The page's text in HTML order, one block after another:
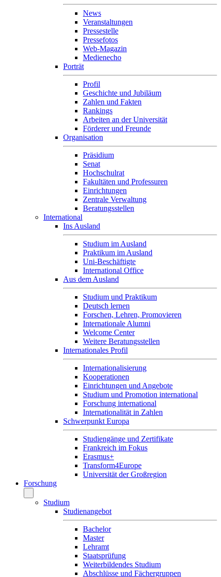
News
Veranstaltungen
Pressestelle
Pressefotos
Web-Magazin
Medienecho
Porträt
Profil
Geschichte und Jubiläum
Zahlen und Fakten
Rankings
Arbeiten an der Universität
Förderer und Freunde
Organisation
Präsidium
Senat
Hochschulrat
Fakultäten und Professuren
Einrichtungen
Zentrale Verwaltung
Beratungsstellen
International
Ins Ausland
Studium im Ausland
Praktikum im Ausland
Uni-Beschäftigte
International Office
Aus dem Ausland
Studium und Praktikum
Deutsch lernen
Forschen, Lehren, Promovieren
Internationale Alumni
Welcome Center
Weitere Beratungsstellen
Internationales Profil
Internationalisierung
Kooperationen
Einrichtungen und Angebote
Studium und Promotion international
Forschung international
Internationalität in Zahlen
Schwerpunkt Europa
Studiengänge und Zertifikate
Frankreich im Fokus
Erasmus+
Transform4Europe
Universität der Großregion
Forschung
Studium
Studienangebot
Bachelor
Master
Lehramt
Staatsprüfung
Weiterbildendes Studium
Abschlüsse und Fächergruppen